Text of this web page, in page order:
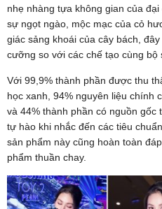
nhẹ nhàng tựa không gian của
sự ngọt ngào, mộc mạc của cỏ
giác sảng khoái của cây bách,
cưỡng so với các chế tạo cùng bộ
Với 99,9% thành phần được thu
học xanh, 94% nguyên liệu chính
và 44% thành phần có nguồn gốc
tự hào khi nhắc đến các tiêu
sản phẩm này cũng hoàn toàn
phẩm thuần chay.